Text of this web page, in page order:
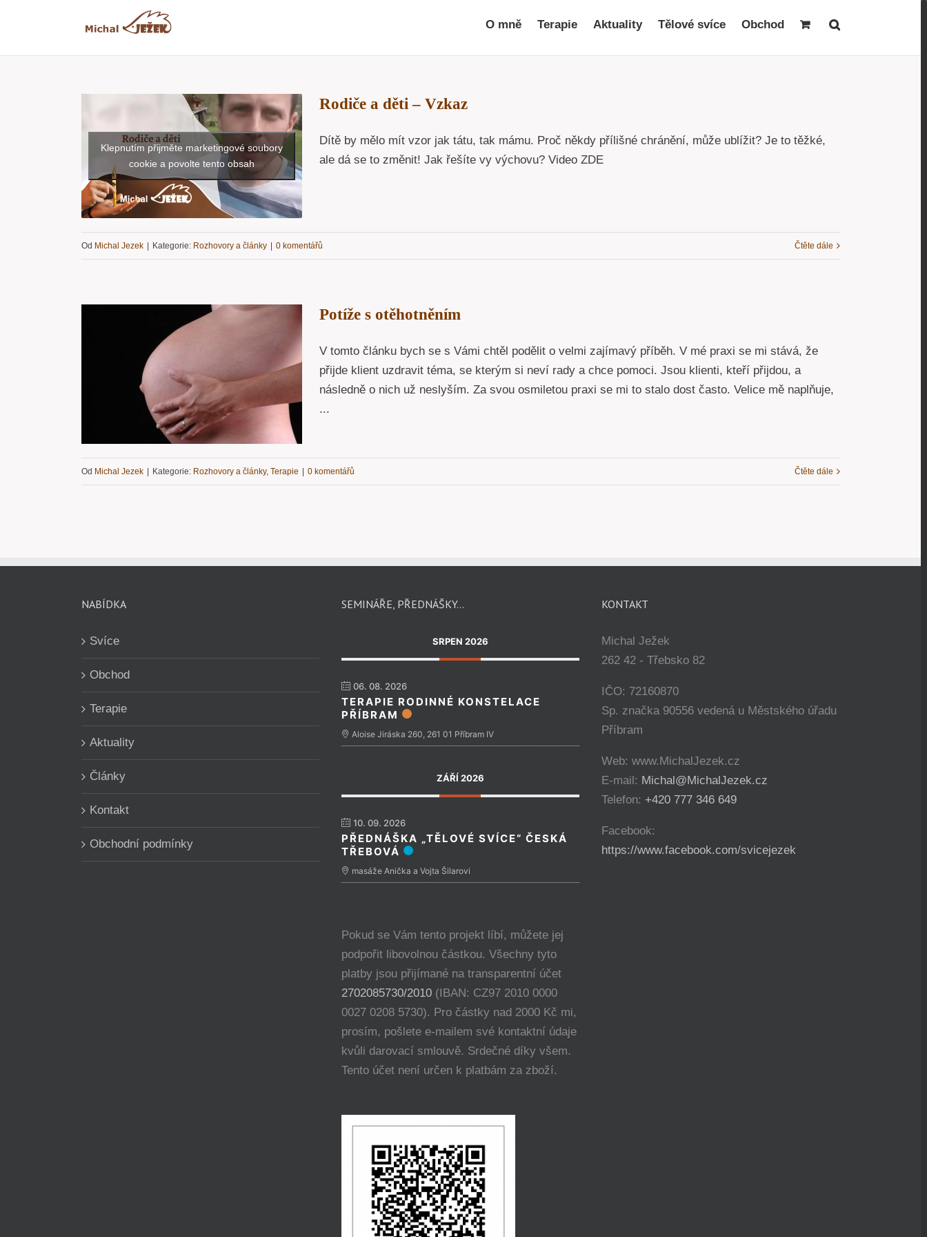
O mně Terapie Aktuality Tělové svíce Obchod
Klepnutím přijměte marketingové soubory
cookie a povolte tento obsah
Rodiče a děti – Vzkaz
Dítě by mělo mít vzor jak tátu, tak mámu. Proč někdy přílišné chránění, může ublížit? Je to těžké,
ale dá se to změnit! Jak řešíte vy výchovu? Video ZDE
Od Michal Jezek Kategorie: Rozhovory a články 0 komentářů Čtěte dále
Potíže s otěhotněním
V tomto článku bych se s Vámi chtěl podělit o velmi zajímavý příběh. V mé praxi se mi stává, že
přijde klient uzdravit téma, se kterým si neví rady a chce pomoci. Jsou klienti, kteří přijdou, a
následně o nich už neslyším. Za svou osmiletou praxi se mi to stalo dost často. Velice mě naplňuje,
...
Od Michal Jezek Kategorie: Rozhovory a články, Terapie 0 komentářů Čtěte dále
NABÍDKA
Svíce
Obchod
Terapie
Aktuality
Články
Kontakt
Obchodní podmínky
SEMINÁŘE, PŘEDNÁŠKY…
SRPEN 2026
06. 08. 2026
TERAPIE RODINNÉ KONSTELACE
PŘÍBRAM
Aloise Jiráska 260, 261 01 Příbram IV
ZÁŘÍ 2026
10. 09. 2026
PŘEDNÁŠKA „TĚLOVÉ SVÍCE“ ČESKÁ
TŘEBOVÁ
masáže Anička a Vojta Šilarovi
Pokud se Vám tento projekt líbí, můžete jej
podpořit libovolnou částkou. Všechny tyto
platby jsou přijímané na transparentní účet
2702085730/2010(IBAN: CZ97 2010 0000
0027 0208 5730). Pro částky nad 2000 Kč mi,
prosím, pošlete e-mailem své kontaktní údaje
kvůli darovací smlouvě. Srdečné díky všem.
Tento účet není určen k platbám za zboží.
KONTAKT
Michal Ježek
262 42 - Třebsko 82
IČO: 72160870
Sp. značka 90556 vedená u Městského úřadu
Příbram
Web: www.MichalJezek.cz
E-mail: Michal@MichalJezek.cz
Telefon: +420 777 346 649
Facebook:
https://www.facebook.com/svicejezek